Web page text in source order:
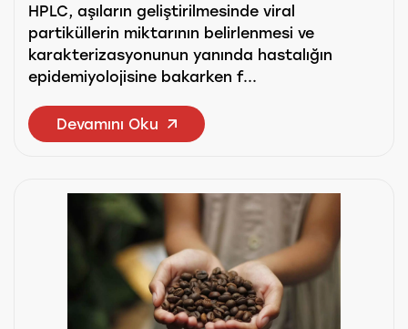
HPLC, aşıların geliştirilmesinde viral
partiküllerin miktarının belirlenmesi ve
karakterizasyonunun yanında hastalığın
epidemiyolojisine bakarken f...
Devamını Oku